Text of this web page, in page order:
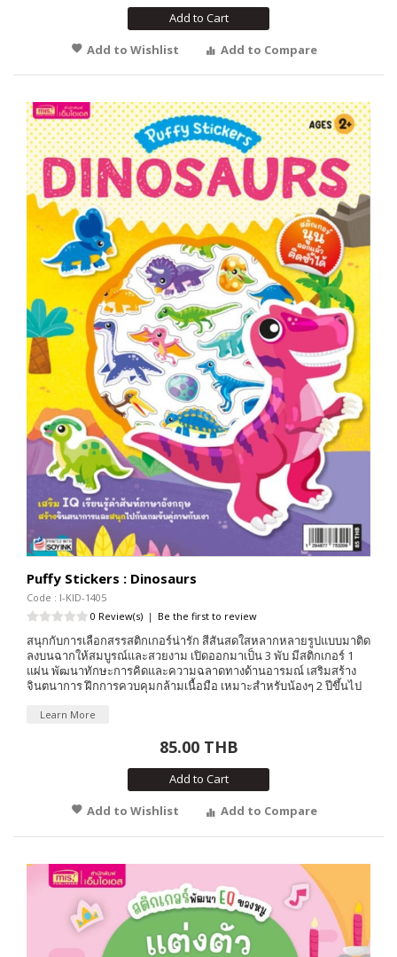
Add to Cart
Add to Wishlist
Add to Compare
Puffy Stickers : Dinosaurs
Code : I-KID-1405
0 Review(s) | Be the first to review
สนุกกับการเลือกสรรสติกเกอร์น่ารัก สีสันสดใสหลากหลายรูปแบบมาติด
ลงบนฉากให้สมบูรณ์และสวยงาม เปิดออกมาเป็น 3 พับ มีสติกเกอร์ 1
แผ่น พัฒนาทักษะการคิดและความฉลาดทางด้านอารมณ์ เสริมสร้าง
จินตนาการ ฝึกการควบคุมกล้ามเนื้อมือ เหมาะสำหรับน้องๆ 2 ปีขึ้นไป
Learn More
85.00 THB
Add to Cart
Add to Wishlist
Add to Compare